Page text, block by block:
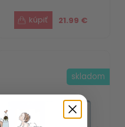
21.99 €
skladom